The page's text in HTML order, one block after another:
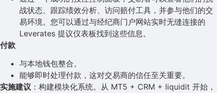
战状态、跟踪绩效分析、访问赔付工具，并参与他们的交
易环境。您可以通过与经纪商门户网站实时无缝连接的
Leverates 提议仪表板找到这些信息。
付款
与本地钱包整合。
能够即时处理付款，这对交易商的信任至关重要。
实施建议 ：构建模块化系统。从 MT5 + CRM + liquidit 开始，